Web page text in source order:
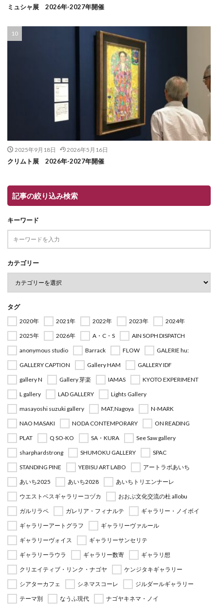
ミュシャ展 2026年-2027年開催
2025年9月18日 2026年5月16日
クリムト展 2026年-2027年開催
記事の絞り込み検索
キーワード
カテゴリー
タグ
2020年 2021年 2022年 2023年
2024年
2025年
2026年 A・C・S
AIN SOPH DISPATCH
anonymous studio
Barrack FLOW
GALERIE hu:
GALLERY CAPTION
Gallery HAM
GALLERY IDF
gallery N
Gallery 芽楽 IAMAS
KYOTO EXPERIMENT
L gallery
LAD GALLERY
Lights Gallery
masayoshi suzuki gallery
MAT,Nagoya
N-MARK
NAO MASAKI
NODA CONTEMPORARY
ON READING
PLAT
Q SO-KO SA・KURA
See Saw gallery
sharphardstrong
SHUMOKU GALLERY
SPAC
STANDING PINE
YEBISU ART LABO
アートラボあいち
あいち2025
あいち2028
あいちトリエンナーレ
ウエストベスギャラリーコヅカ
おおぶ文化交流の杜 allobu
ガルリラペ
ガレリア・フィナルテ
ギャラリー・ノイボイ
ギャラリーアートグラフ
ギャラリーヴァルール
ギャラリーヴォイス
ギャラリーサンセリテ
ギャラリーラウラ
ギャラリー数寄
ギャラリ想
クリエイティブ・リンク・ナゴヤ
ケンジタキギャラリー
シアターカフェ
シネマスコーレ
ジルダールギャラリー
テーマ別
なうふ現代 ナゴヤキネマ・ノイ